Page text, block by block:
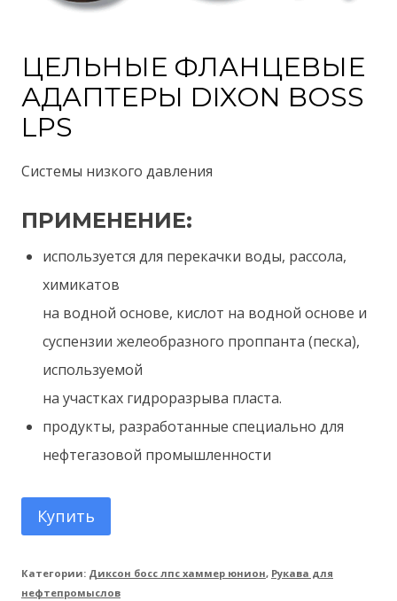
ЦЕЛЬНЫЕ ФЛАНЦЕВЫЕ
АДАПТЕРЫ DIXON BOSS
LPS
Системы низкого давления
ПРИМЕНЕНИЕ:
используется для перекачки воды, рассола,
химикатов
на водной основе, кислот на водной основе и
суспензии желеобразного проппанта (песка),
используемой
на участках гидроразрыва пласта.
продукты, разработанные специально для
нефтегазовой промышленности
Купить
Категории: Диксон босс лпс хаммер юнион, Рукава для
нефтепромыслов